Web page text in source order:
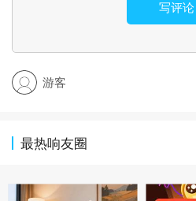
写评论
游客
最热响友圈